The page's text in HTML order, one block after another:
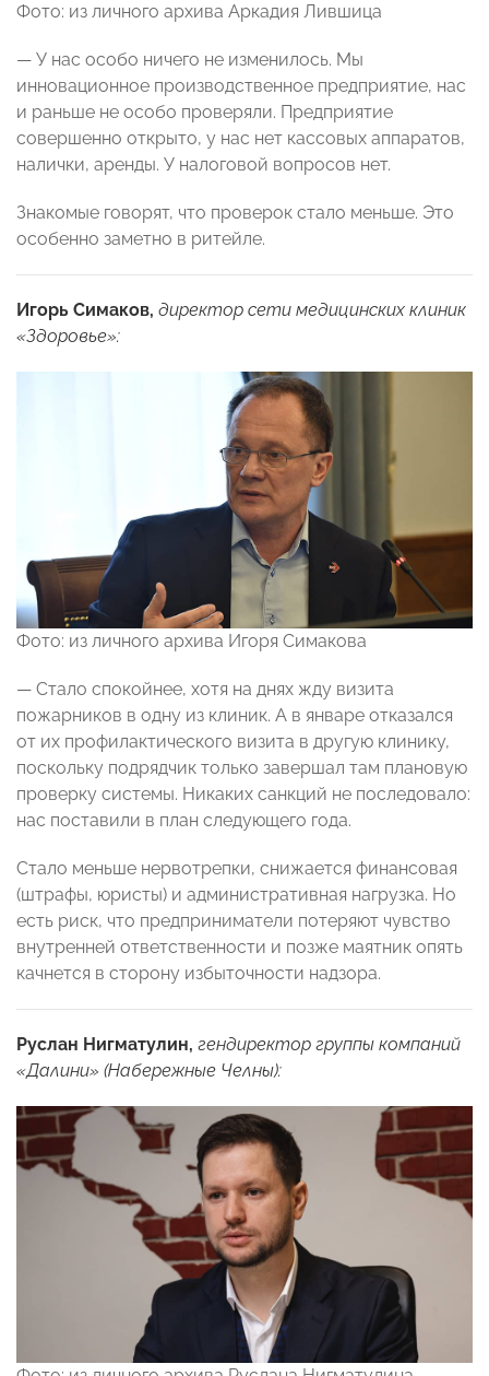
Фото: из личного архива Аркадия Лившица
— У нас особо ничего не изменилось. Мы
инновационное производственное предприятие, нас
и раньше не особо проверяли. Предприятие
совершенно открыто, у нас нет кассовых аппаратов,
налички, аренды. У налоговой вопросов нет.
Знакомые говорят, что проверок стало меньше. Это
особенно заметно в ритейле.
Игорь Симаков, директор сети медицинских клиник
«Здоровье»:
Фото: из личного архива Игоря Симакова
— Стало спокойнее, хотя на днях жду визита
пожарников в одну из клиник. А в январе отказался
от их профилактического визита в другую клинику,
поскольку подрядчик только завершал там плановую
проверку системы. Никаких санкций не последовало:
нас поставили в план следующего года.
Стало меньше нервотрепки, снижается финансовая
(штрафы, юристы) и административная нагрузка. Но
есть риск, что предприниматели потеряют чувство
внутренней ответственности и позже маятник опять
качнется в сторону избыточности надзора.
Руслан Нигматулин, гендиректор группы компаний
«Далини» (Набережные Челны):